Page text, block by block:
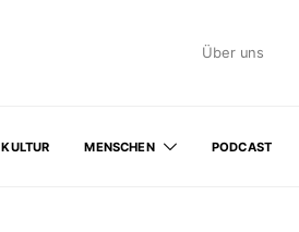
Über uns
KULTUR MENSCHEN PODCAST